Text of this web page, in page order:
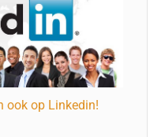
ook op Linkedin!